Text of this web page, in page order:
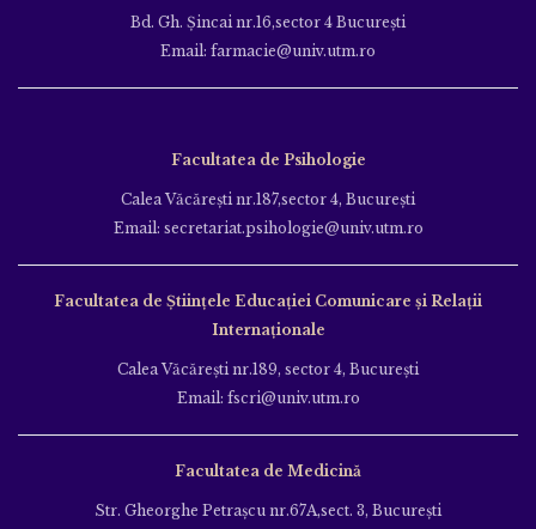
Bd. Gh. Şincai nr.16,sector 4 Bucureşti
Email: farmacie@univ.utm.ro
Facultatea de Psihologie
Calea Văcăreşti nr.187,sector 4, Bucureşti
Email: secretariat.psihologie@univ.utm.ro
Facultatea de Ştiinţele Educației Comunicare și Relații
Internaționale
Calea Văcăreşti nr.189, sector 4, Bucureşti
Email: fscri@univ.utm.ro
Facultatea de Medicină
Str. Gheorghe Petraşcu nr.67A,sect. 3, Bucureşti